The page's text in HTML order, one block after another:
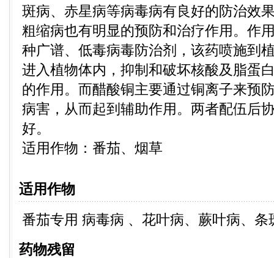
斑病、赤星病等病毒病有良好的防治效
粗缩病也有明显的预防和治疗作用。作
种广谱、低毒病毒防治剂，该药喷施到
进入植物体内，抑制和破坏核酸及脂蛋
的作用。而醋酸铜主要通过铜离子来预
病害，从而起到辅助作用。两者配伍后
好。
适用作物：番茄、烟草
适用作物
番茄专用 病毒病 、花叶病、蕨叶病、条
药物残留